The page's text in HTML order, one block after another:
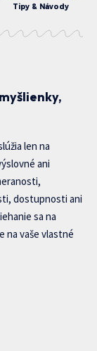
Tipy & Návody
len na
ani
dostupnosti ani
sa na
na vaše vlastné